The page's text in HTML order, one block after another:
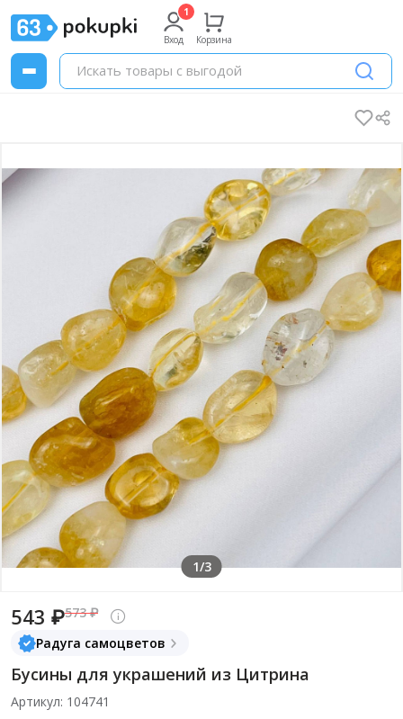
Вход Корзина
1/3
543 ₽573 ₽
Радуга самоцветов
Бусины для украшений из Цитрина
Артикул: 104741